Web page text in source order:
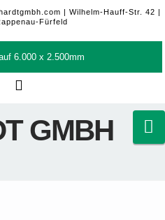
| Wilhelm-Hauff-Str. 42 |
Fürfeld
6.000 x 2.500mm